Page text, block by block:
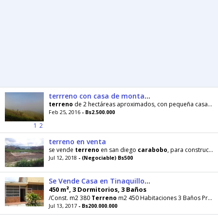
1 2
terrreno con casa de montaña estado carabobo
terreno de 2 hectáreas aproximados, con pequeña casa rural, cerca esta ubicado el rio las palmas
Feb 25, 2016 - Bs2.500.000
terreno en venta
se vende terreno en san diego carabobo, para construcción de towhouse.
Jul 12, 2018 - (Negociable) Bs500
Se Vende Casa en Tinaquillo! AV Carabobo SDC143
450 m², 3 Dormitorios, 3 Baños
/Const. m2 380 Terreno m2 450 Habitaciones 3 Baños Princ 3
Jul 13, 2017 - Bs200.000.000